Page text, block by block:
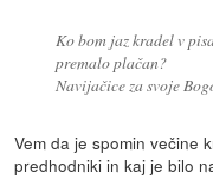
Ko bom jaz kradel v
premalo plačan?
Navijačice za svoje
Vem da je spomin večine
predhodniki in kaj je bilo